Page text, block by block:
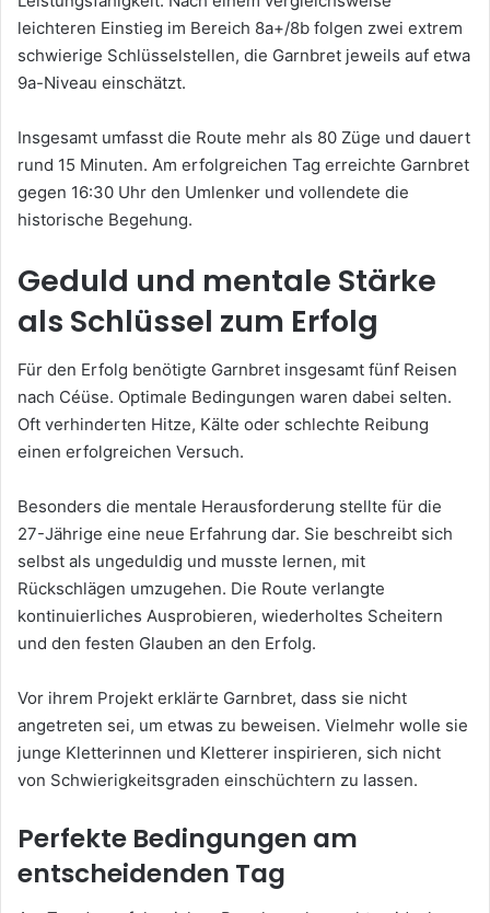
leichteren Einstieg im Bereich 8a+/8b folgen zwei extrem
schwierige Schlüsselstellen, die Garnbret jeweils auf etwa
9a-Niveau einschätzt.
Insgesamt umfasst die Route mehr als 80 Züge und dauert
rund 15 Minuten. Am erfolgreichen Tag erreichte Garnbret
gegen 16:30 Uhr den Umlenker und vollendete die
historische Begehung.
Geduld und mentale Stärke
als Schlüssel zum Erfolg
Für den Erfolg benötigte Garnbret insgesamt fünf Reisen
nach Céüse. Optimale Bedingungen waren dabei selten.
Oft verhinderten Hitze, Kälte oder schlechte Reibung
einen erfolgreichen Versuch.
Besonders die mentale Herausforderung stellte für die
27-Jährige eine neue Erfahrung dar. Sie beschreibt sich
selbst als ungeduldig und musste lernen, mit
Rückschlägen umzugehen. Die Route verlangte
kontinuierliches Ausprobieren, wiederholtes Scheitern
und den festen Glauben an den Erfolg.
Vor ihrem Projekt erklärte Garnbret, dass sie nicht
angetreten sei, um etwas zu beweisen. Vielmehr wolle sie
junge Kletterinnen und Kletterer inspirieren, sich nicht
von Schwierigkeitsgraden einschüchtern zu lassen.
Perfekte Bedingungen am
entscheidenden Tag